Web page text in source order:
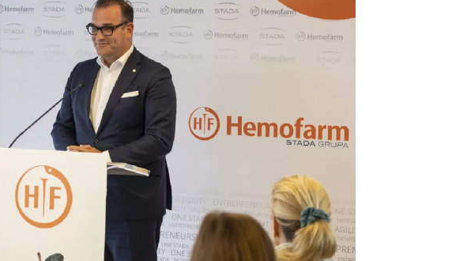
BACK TO OFFICE/SCHOOL
BIZBENDOVI
BIZKOLEGIJUM
BMW BIZNIS LIGA
BIZLIFE WEEK
IZJAVA GODINE
BIZKOLEGIJUM
BMW BIZNIS LIGA
BIZLIFE WEEK
IZJAVA GODINE